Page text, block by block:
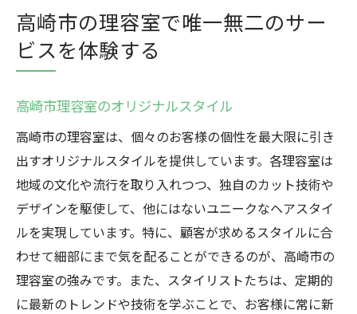
高崎市の理容室で唯一無二のサー
ビスを体験する
高崎市理容室のオリジナルスタイル
高崎市の理容室は、個々のお客様の個性を最大限に引き
出すオリジナルスタイルを提供しています。各理容室は
地域の文化や流行を取り入れつつ、独自のカット技術や
デザインを駆使して、他にはないユニークなヘアスタイ
ルを実現しています。特に、顧客が求めるスタイルに合
わせて細部にまで気を配ることができるのが、高崎市の
理容室の強みです。また、スタイリストたちは、定期的
に最新のトレンドや技術を学ぶことで、お客様に常に新